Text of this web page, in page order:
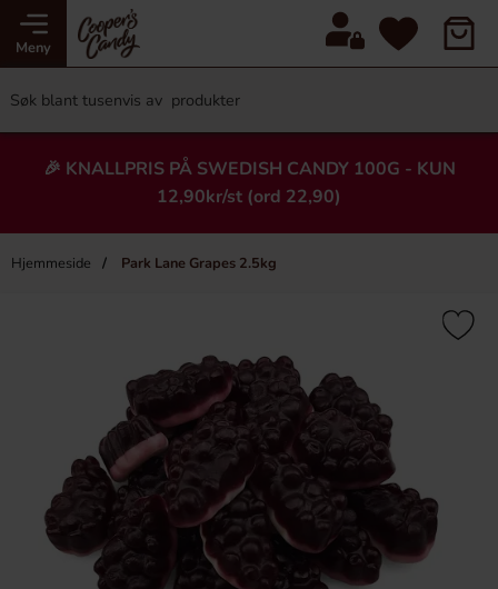
Meny
🎉 KNALLPRIS PÅ SWEDISH CANDY 100G - KUN
12,90kr/st (ord 22,90)
Hjemmeside Park Lane Grapes 2.5kg
×